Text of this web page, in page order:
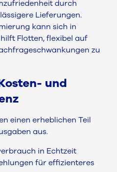
durch
Lieferungen.
kann sich in
Flotten, flexibel auf
zu
und
einen erheblichen Teil
aus.
in Echtzeit
für effizienteres